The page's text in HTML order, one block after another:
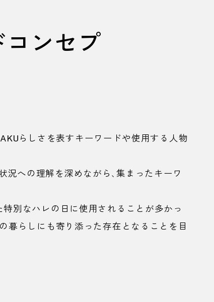
ンセプ
らしさを表すキーワードや使用する人物
況への理解を深めながら、集まったキーワ
特別なハレの日に使用されることが多かっ
暮らしにも寄り添った存在となることを目